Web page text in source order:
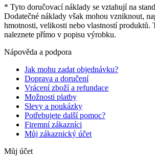
* Tyto doručovací náklady se vztahují na
Dodatečné náklady však mohou vzniknout,
hmotnosti, velikosti nebo vlastností produktů.
naleznete přímo v popisu výrobku.
Nápověda a podpora
Jak mohu zadat objednávku?
Doprava a doručení
Vrácení zboží a refundace
Možnosti platby
Slevy a poukázky
Potřebujete další pomoc?
Firemní zákazníci
Můj zákaznický účet
Můj účet